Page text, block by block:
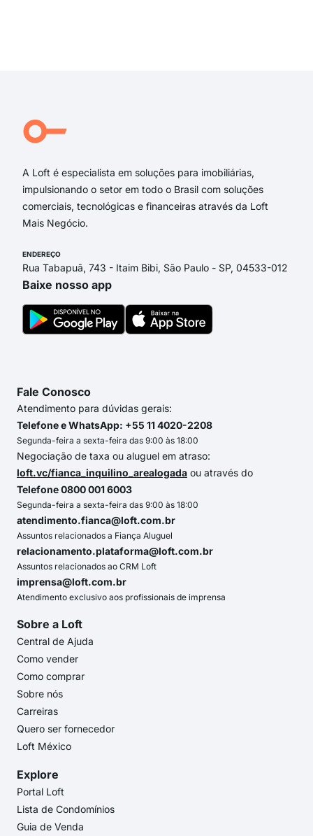
A Loft é especialista em soluções para imobiliárias,
impulsionando o setor em todo o Brasil com soluções
comerciais, tecnológicas e financeiras através da Loft
Mais Negócio.
ENDEREÇO
Rua Tabapuã, 743 - Itaim Bibi, São Paulo - SP, 04533-012
Baixe nosso app
Fale Conosco
Atendimento para dúvidas gerais:
Telefone e WhatsApp: +55 11 4020-2208
Segunda-feira a sexta-feira das 9:00 às 18:00
Negociação de taxa ou aluguel em atraso:
loft.vc/fianca_inquilino_arealogada ou através do
Telefone 0800 001 6003
Segunda-feira a sexta-feira das 9:00 às 18:00
atendimento.fianca@loft.com.br
Assuntos relacionados a Fiança Aluguel
relacionamento.plataforma@loft.com.br
Assuntos relacionados ao CRM Loft
imprensa@loft.com.br
Atendimento exclusivo aos profissionais de imprensa
Sobre a Loft
Central de Ajuda
Como vender
Como comprar
Sobre nós
Carreiras
Quero ser fornecedor
Loft México
Explore
Portal Loft
Lista de Condomínios
Guia de Venda